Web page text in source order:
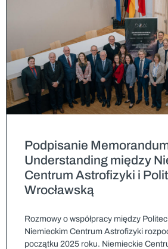
Podpisanie
Understanding między
Centrum Astrofizyki i
Wrocławską
Rozmowy o współpracy między
Niemieckim Centrum Astrofizyki
początku 2025 roku. Niemieckie